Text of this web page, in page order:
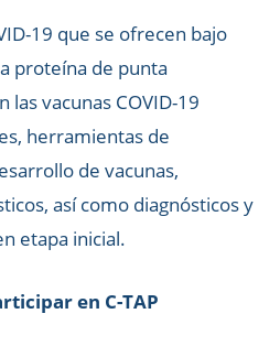
19 que se ofrecen bajo
proteína de punta
las vacunas COVID-19
herramientas de
de vacunas,
así como diagnósticos y
etapa inicial.
en C-TAP